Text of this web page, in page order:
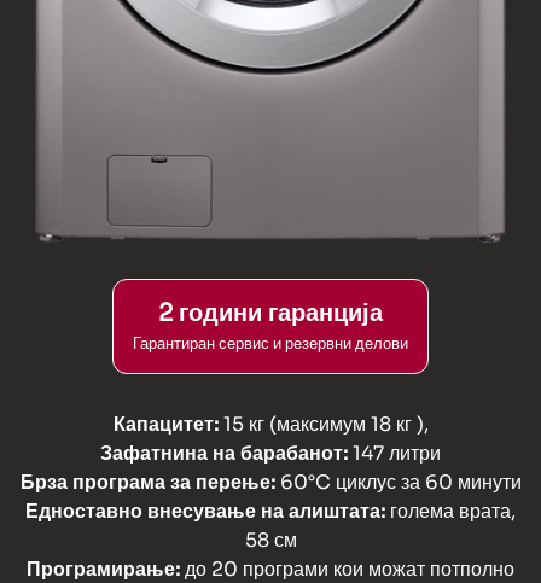
2 години гаранција
Гарантиран сервис и резервни делови
Капацитет:15 кг (максимум 18 кг),
Зафатнина на барабанот:147литри
Брза програма за перење:60°C циклус за 60 минути
Едноставно внесување на алиштата: голема врата,
58 см
Програмирање:до 20 програми кои можат потполно